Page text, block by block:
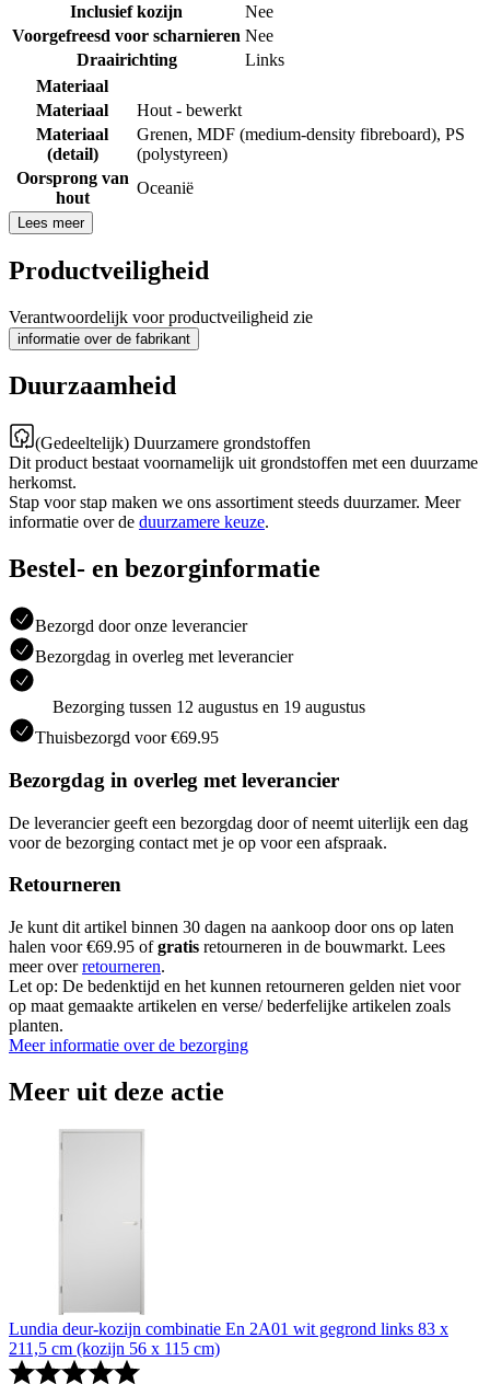
Inclusief kozijn
Nee
Voorgefreesd voor scharnieren Nee
Draairichting
Links
Materiaal
Materiaal
Hout - bewerkt
Materiaal
(detail)
Grenen, MDF (medium-density fibreboard), PS
(polystyreen)
Oorsprong van
hout
Oceanië
Lees meer
Productveiligheid
Verantwoordelijk voor productveiligheid zie
informatie over de fabrikant
Duurzaamheid
(Gedeeltelijk) Duurzamere grondstoffen
Dit product bestaat voornamelijk uit grondstoffen met een duurzame
herkomst.
Stap voor stap maken we ons assortiment steeds duurzamer. Meer
informatie over de duurzamere keuze.
Bestel- en bezorginformatie
Bezorgd door onze leverancier
Bezorgdag in overleg met leverancier
Bezorging tussen 12 augustus en 19 augustus
Thuisbezorgd voor €69.95
Bezorgdag in overleg met leverancier
De leverancier geeft een bezorgdag door of neemt uiterlijk een dag
voor de bezorging contact met je op voor een afspraak.
Retourneren
Je kunt dit artikel binnen 30 dagen na aankoop door ons op laten
halen voor €69.95 ofgratis retourneren in de bouwmarkt. Lees
meer overretourneren.
Let op: De bedenktijd en het kunnen retourneren gelden niet voor
op maat gemaakte artikelen en verse/ bederfelijke artikelen zoals
planten.
Meer informatie over de bezorging
Meer uit deze actie
Lundia deur-kozijn combinatie En 2A01 wit gegrond links 83 x
211,5 cm (kozijn 56 x 115 cm)